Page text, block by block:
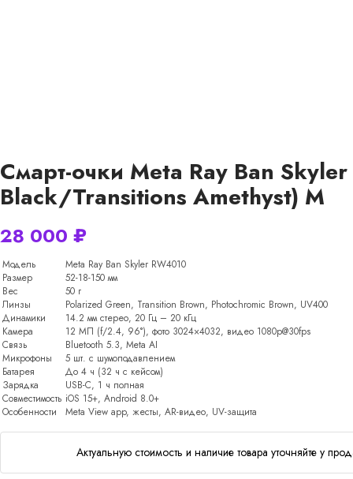
Смарт-очки Meta Ray Ban
Black/Transitions Amethyst) M
28 000 ₽
Модель
Meta Ray Ban Skyler RW4010
Размер
52-18-150 мм
Вес
50 г
Линзы
Polarized Green, Transition Brown, Photochromic Brown, UV400
Динамики
14.2 мм стерео, 20 Гц – 20 кГц
Камера
12 МП (f/2.4, 96°), фото 3024×4032, видео 1080p@30fps
Связь
Bluetooth 5.3, Meta AI
Микрофоны
5 шт. с шумоподавлением
Батарея
До 4 ч (32 ч с кейсом)
Зарядка
USB-C, 1 ч полная
Совместимость iOS 15+, Android 8.0+
Особенности
Meta View app, жесты, AR-видео, UV-защита
Актуальную стоимость и наличие товара уточняйте у